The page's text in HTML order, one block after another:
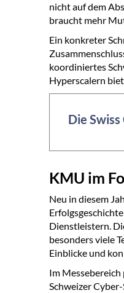
nicht auf dem
braucht mehr
Ein konkreter
koordiniertes
Hyperscalern
Die
KMU im
Neu in diesem
Dienstleistern.
besonders viele
Einblicke und
Im
Schweizer